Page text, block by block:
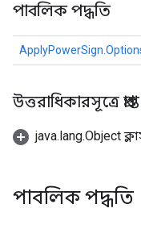
পাবলিক পদ্ধতি
উত্তরাধিকারসূত্রে
java.lang.Object
পাবলিক পদ্ধতি